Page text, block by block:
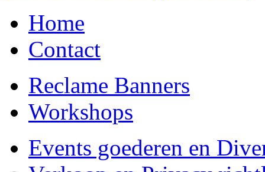
Home
Contact
Reclame Banners
Workshops
Events goederen en